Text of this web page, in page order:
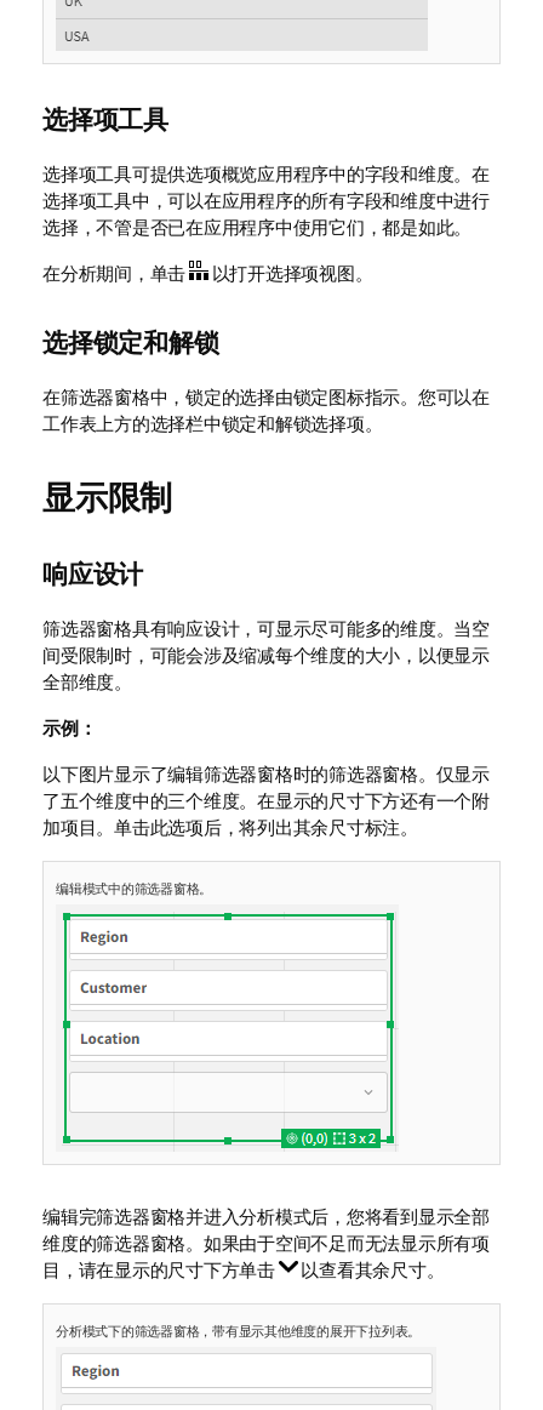
选择项工具
选择项工具可提供选项概览应用程序中的字段和维度。在
选择项工具中，可以在应用程序的所有字段和维度中进行
选择，不管是否已在应用程序中使用它们，都是如此。
在分析期间，单击
以打开选择项视图。
选择锁定和解锁
在筛选器窗格中，锁定的选择由锁定图标指示。您可以在
工作表上方的选择栏中锁定和解锁选择项。
显示限制
响应设计
筛选器窗格具有响应设计，可显示尽可能多的维度。当空
间受限制时，可能会涉及缩减每个维度的大小，以便显示
全部维度。
示例：
以下图片显示了编辑筛选器窗格时的筛选器窗格。仅显示
了五个维度中的三个维度。在显示的尺寸下方还有一个附
加项目。单击此选项后，将列出其余尺寸标注。
编辑模式中的筛选器窗格。
编辑完筛选器窗格并进入分析模式后，您将看到显示全部
维度的筛选器窗格。如果由于空间不足而无法显示所有项
目，请在显示的尺寸下方单击
以查看其余尺寸。
分析模式下的筛选器窗格，带有显示其他维度的展开下拉列表。